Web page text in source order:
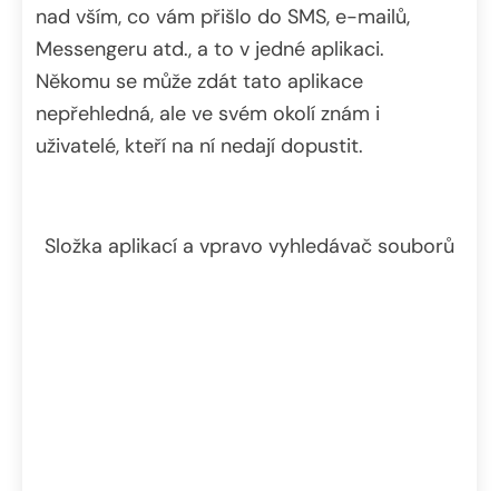
nad vším, co vám přišlo do SMS, e-mailů,
Messengeru atd., a to v jedné aplikaci.
Někomu se může zdát tato aplikace
nepřehledná, ale ve svém okolí znám i
uživatelé, kteří na ní nedají dopustit.
Složka aplikací a vpravo vyhledávač souborů